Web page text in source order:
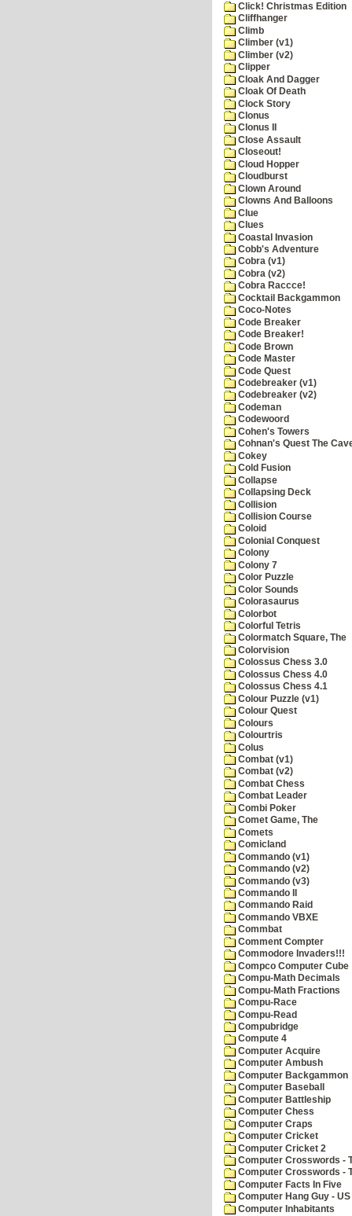
Click! Christmas Edition
Cliffhanger
Climb
Climber (v1)
Climber (v2)
Clipper
Cloak And Dagger
Cloak Of Death
Clock Story
Clonus
Clonus II
Close Assault
Closeout!
Cloud Hopper
Cloudburst
Clown Around
Clowns And Balloons
Clue
Clues
Coastal Invasion
Cobb's Adventure
Cobra (v1)
Cobra (v2)
Cobra Raccce!
Cocktail Backgammon
Coco-Notes
Code Breaker
Code Breaker!
Code Brown
Code Master
Code Quest
Codebreaker (v1)
Codebreaker (v2)
Codeman
Codewoord
Cohen's Towers
Cohnan's Quest The
Cokey
Cold Fusion
Collapse
Collapsing Deck
Collision
Collision Course
Coloid
Colonial Conquest
Colony
Colony 7
Color Puzzle
Color Sounds
Colorasaurus
Colorbot
Colorful Tetris
Colormatch Square, The
Colorvision
Colossus Chess 3.0
Colossus Chess 4.0
Colossus Chess 4.1
Colour Puzzle (v1)
Colour Quest
Colours
Colourtris
Colus
Combat (v1)
Combat (v2)
Combat Chess
Combat Leader
Combi Poker
Comet Game, The
Comets
Comicland
Commando (v1)
Commando (v2)
Commando (v3)
Commando II
Commando Raid
Commando VBXE
Commbat
Comment Compter
Commodore Invaders!!!
Compco Computer Cube
Compu-Math Decimals
Compu-Math Fractions
Compu-Race
Compu-Read
Compubridge
Compute 4
Computer Acquire
Computer Ambush
Computer Backgammon
Computer Baseball
Computer Battleship
Computer Chess
Computer Craps
Computer Cricket
Computer Cricket 2
Computer Crosswords -
Computer Crosswords -
Computer Facts In Five
Computer Hang Guy -
Computer Inhabitants